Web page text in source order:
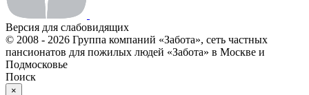
Версия для слабовидящих
© 2008 - 2026 Группа компаний «Забота», сеть частных
пансионатов для пожилых людей «Забота» в Москве и
Подмосковье
Поиск
×